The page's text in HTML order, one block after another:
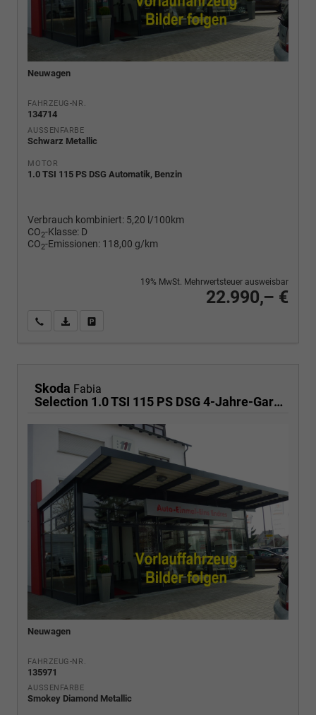
Neuwagen
FAHRZEUG-NR.
134714
AUSSENFARBE
Schwarz Metallic
MOTOR
1.0 TSI 115 PS DSG Automatik, Benzin
Verbrauch kombiniert: 5,20 l/100km
CO2-Klasse: D
CO2-Emissionen: 118,00 g/km
22.990,– €
19% MwSt. Mehrwertsteuer ausweisbar
Wir rufen Sie anPDF-Fahrzeugexposé drucken
Skoda Fabia
Selection 1.0 TSI 115 PS DSG 4-Jahre-Garantie-AppleCarPlay-AndroidAuto-LED-2x PDC-Rückfahrkamera-Sitzheizung-DAB-Klima-Tempomat
Neuwagen
FAHRZEUG-NR.
135971
AUSSENFARBE
Smokey Diamond Metallic